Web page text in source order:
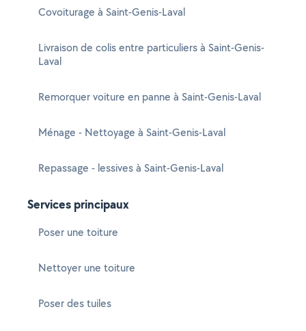
Covoiturage à Saint-Genis-Laval
Livraison de colis entre particuliers à Saint-Genis-
Laval
Remorquer voiture en panne à Saint-Genis-Laval
Ménage - Nettoyage à Saint-Genis-Laval
Repassage - lessives à Saint-Genis-Laval
Services principaux
Poser une toiture
Nettoyer une toiture
Poser des tuiles